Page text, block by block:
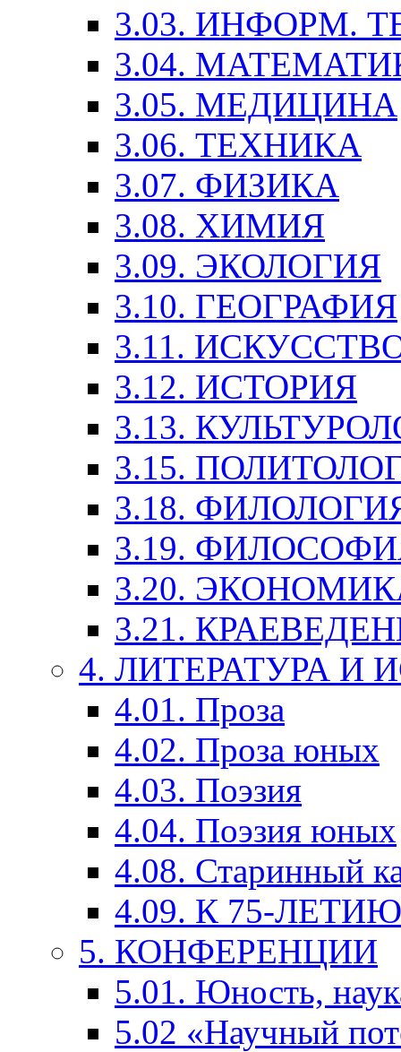
3.03. ИНФОРМ.
3.04.
3.05. МЕДИЦИНА
3.06. ТЕХНИКА
3.07. ФИЗИКА
3.08. ХИМИЯ
3.09. ЭКОЛОГИЯ
3.10. ГЕОГРАФИЯ
3.11.
3.12. ИСТОРИЯ
3.13.
3.15.
3.18.
3.19.
3.20.
3.21.
4. ЛИТЕРАТУРА И
4.01. Проза
4.02. Проза юных
4.03. Поэзия
4.04. Поэзия юных
4.08. Старинный
4.09. К 75-
5. КОНФЕРЕНЦИИ
5.01. Юность,
5.02 «Научный